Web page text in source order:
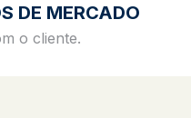
DE MERCADO
o cliente.